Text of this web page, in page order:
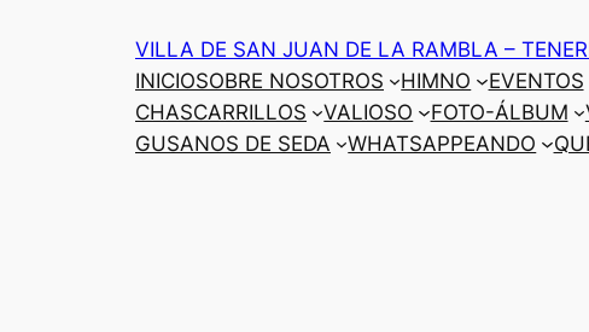
VILLA DE SAN JUAN DE LA RAMBLA –
INICIOSOBRE NOSOTROS HIMNO EVENTOS
CHASCARRILLOS
VALIOSO FOTO-ÁLBUM
GUSANOS DE SEDA
WHATSAPPEANDO